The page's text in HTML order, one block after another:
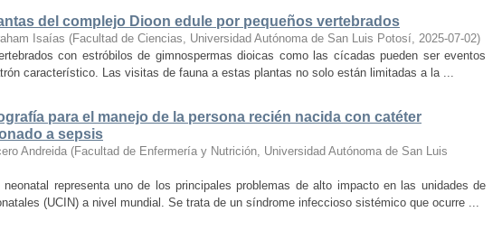
del complejo Dioon edule por pequeños vertebrados
Isaías (Facultad de Ciencias, Universidad Autónoma de San Luis Potosí, 2025-07-02)
con estróbilos de gimnospermas dioicas como las cícadas pueden ser eventos
característico. Las visitas de fauna a estas plantas no solo están limitadas a la ...
para el manejo de la persona recién nacida con catéter
a sepsis
Andreida (Facultad de Enfermería y Nutrición, Universidad Autónoma de San Luis
neonatal representa uno de los principales problemas de alto impacto en las unidades de
(UCIN) a nivel mundial. Se trata de un síndrome infeccioso sistémico que ocurre ...